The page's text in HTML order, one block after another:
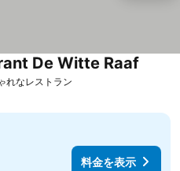
れなレストラン
De Witte Raaf
料金を表示